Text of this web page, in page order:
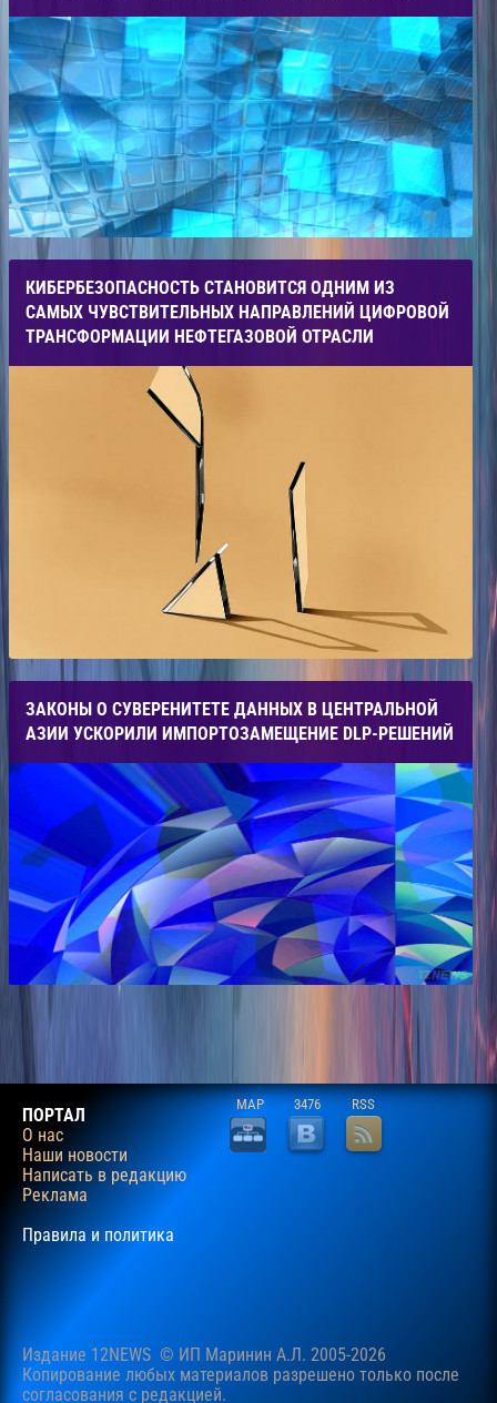
КИБЕРБЕЗОПАСНОСТЬ СТАНОВИТСЯ ОДНИМ ИЗ
САМЫХ ЧУВСТВИТЕЛЬНЫХ НАПРАВЛЕНИЙ ЦИФРОВОЙ
ТРАНСФОРМАЦИИ НЕФТЕГАЗОВОЙ ОТРАСЛИ
ЗАКОНЫ О СУВЕРЕНИТЕТЕ ДАННЫХ В ЦЕНТРАЛЬНОЙ
АЗИИ УСКОРИЛИ ИМПОРТОЗАМЕЩЕНИЕ DLP-РЕШЕНИЙ
ПОРТАЛ
О нас
Наши новости
Написать в редакцию
Реклама
Правила и политика
MAP 3476 RSS
Издание 12NEWS © ИП Маринин А.Л. 2005-2026
Копирование любых материалов разрешено только после
согласования c редакцией.